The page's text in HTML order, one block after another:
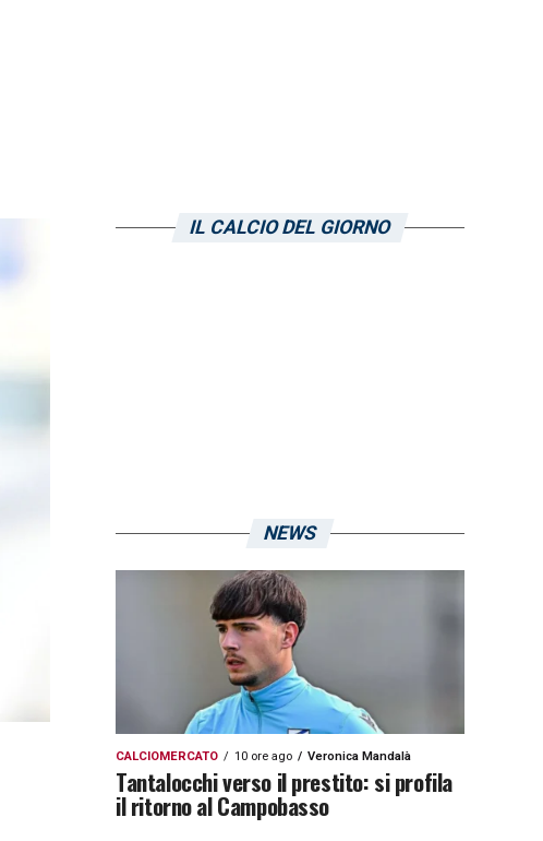
IL CALCIO DEL GIORNO
NEWS
CALCIOMERCATO 10 ore ago Veronica Mandalà
Tantalocchi verso il prestito: si profila
il ritorno al Campobasso